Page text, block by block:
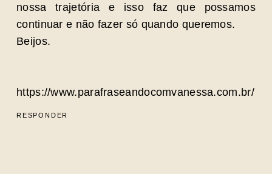
nossa trajetória e isso faz que possamos
continuar e não fazer só quando queremos.
Beijos.
https://www.parafraseandocomvanessa.com.br/
RESPONDER